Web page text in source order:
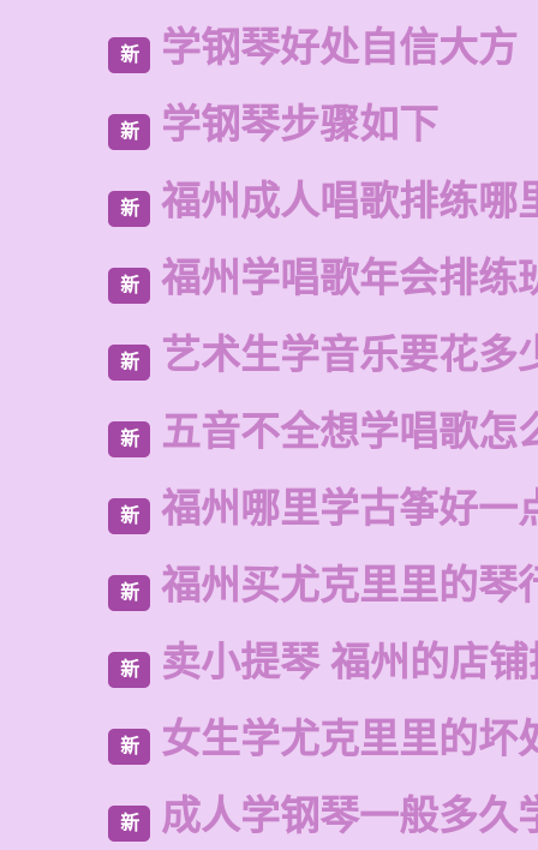
新 学钢琴好处自信大方
新 学钢琴步骤如下
新 福州成人唱歌排练哪
新 福州学唱歌年会排练
新 艺术生学音乐要花多
新 五音不全想学唱歌怎
新 福州哪里学古筝好一
新 福州买尤克里里的琴
新 卖小提琴 福州的店
新 女生学尤克里里的坏
新 成人学钢琴一般多久